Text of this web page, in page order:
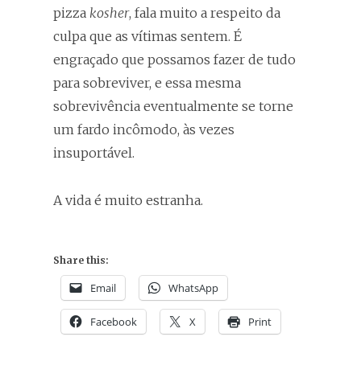
pizza kosher, fala muito a respeito da
culpa que as vítimas sentem. É
engraçado que possamos fazer de tudo
para sobreviver, e essa mesma
sobrevivência eventualmente se torne
um fardo incômodo, às vezes
insuportável.
A vida é muito estranha.
Share this:
Email WhatsApp
Facebook X Print